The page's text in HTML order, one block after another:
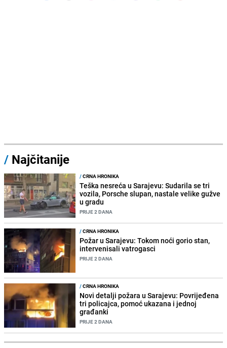
/ Najčitanije
/CRNA HRONIKA
Teška nesreća u Sarajevu: Sudarila se tri
vozila, Porsche slupan, nastale velike gužve
u gradu
PRIJE 2 DANA
/CRNA HRONIKA
Požar u Sarajevu: Tokom noći gorio stan,
intervenisali vatrogasci
PRIJE 2 DANA
/CRNA HRONIKA
Novi detalji požara u Sarajevu: Povrijeđena
tri policajca, pomoć ukazana i jednoj
građanki
PRIJE 2 DANA